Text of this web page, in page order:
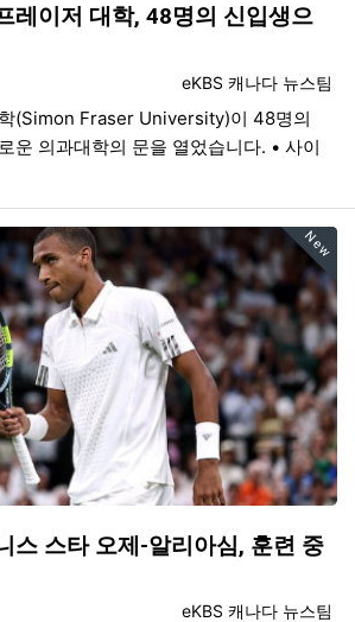
레이저 대학, 48명의 신입생으
등록자
eKBS 캐나다 뉴스팀
(Simon Fraser University)이 48명의
운 의과대학의 문을 열었습니다. • 사이
New
스 스타 오제-알리아심, 훈련 중
등록자
eKBS 캐나다 뉴스팀